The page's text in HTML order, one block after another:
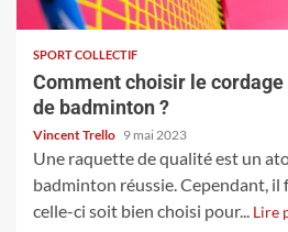
SPORT COLLECTIF
Comment choisir le
de badminton ?
Vincent Trello 9 mai 2023
Une raquette de qualité est un
badminton réussie. Cependant, il
celle-ci soit bien choisi pour... Lire